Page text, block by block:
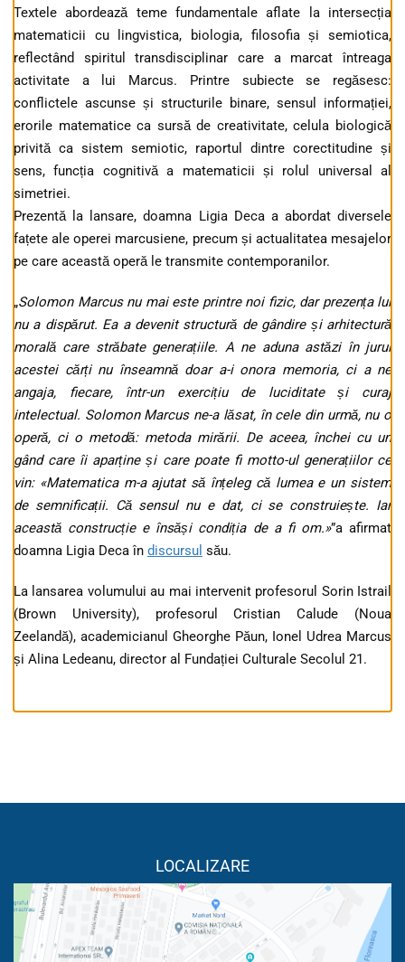
Textele abordează teme fundamentale aflate la intersecția
matematicii cu lingvistica, biologia, filosofia și semiotica,
reflectând spiritul transdisciplinar care a marcat întreaga
activitate a lui Marcus. Printre subiecte se regăsesc:
conflictele ascunse și structurile binare, sensul informației,
erorile matematice ca sursă de creativitate, celula biologică
privită ca sistem semiotic, raportul dintre corectitudine și
sens, funcția cognitivă a matematicii și rolul universal al
simetriei.
Prezentă la lansare, doamna Ligia Deca a abordat diversele
fațete ale operei marcusiene, precum și actualitatea mesajelor
pe care această operă le transmite contemporanilor.
„Solomon Marcus nu mai este printre noi fizic, dar prezența lui
nu a dispărut. Ea a devenit structură de gândire și arhitectură
morală care străbate generațiile. A ne aduna astăzi în jurul
acestei cărți nu înseamnă doar a-i onora memoria, ci a ne
angaja, fiecare, într-un exercițiu de luciditate și curaj
intelectual. Solomon Marcus ne-a lăsat, în cele din urmă, nu o
operă, ci o metodă: metoda mirării. De aceea, închei cu un
gând care îi aparține și care poate fi motto-ul generațiilor ce
vin: «Matematica m-a ajutat să înțeleg că lumea e un sistem
de semnificații. Că sensul nu e dat, ci se construiește. Iar
această construcție e însăși condiția de a fi om.»”a afirmat
doamna Ligia Deca în discursul său.
La lansarea volumului au mai intervenit profesorul Sorin Istrail
(Brown University), profesorul Cristian Calude (Noua
Zeelandă), academicianul Gheorghe Păun, Ionel Udrea Marcus
și Alina Ledeanu, director al Fundației Culturale Secolul 21.
LOCALIZARE